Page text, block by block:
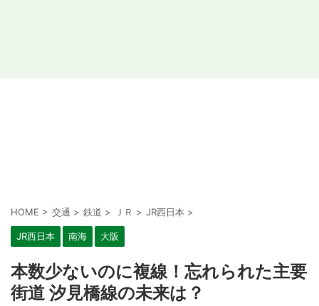
HOME > 交通 > 鉄道 > ＪＲ > JR西日本 >
JR西日本 南海 大阪
本数少ないのに複線！忘れられた主要
街道 汐見橋線の未来は？